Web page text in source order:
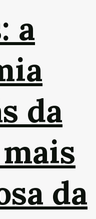
a
da
da